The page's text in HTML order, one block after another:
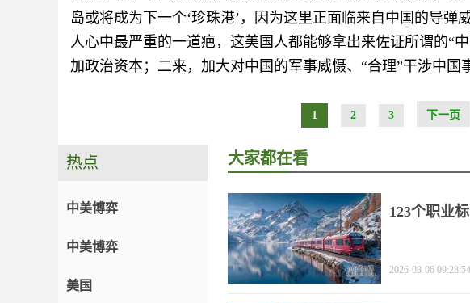
岛或将成为下一个‘珍珠港’，因为这里正面临来自中国的导弹
人心中最严重的一道疤，这美国人都能够拿出来佐证所谓的“
加政治资本；二来，加大对中国的军事威慑、“合理”干涉中国
1 2 3 下一页
热点
中美博弈
中美博弈
美国
大家都在看
123个职业
2026-08-06 09:28:54